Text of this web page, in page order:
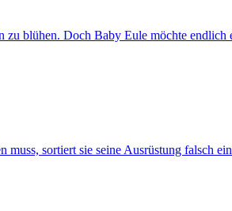
blühen. Doch Baby Eule möchte endlich
sortiert sie seine Ausrüstung falsch